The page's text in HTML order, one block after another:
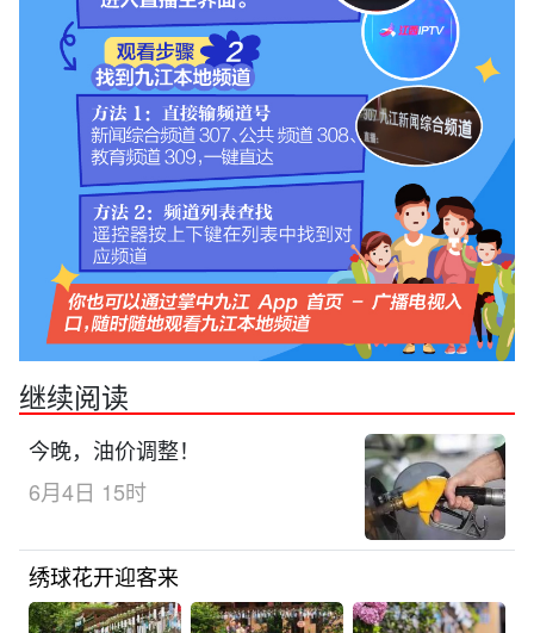
继续阅读
今晚，油价调整！
6月4日 15时
绣球花开迎客来